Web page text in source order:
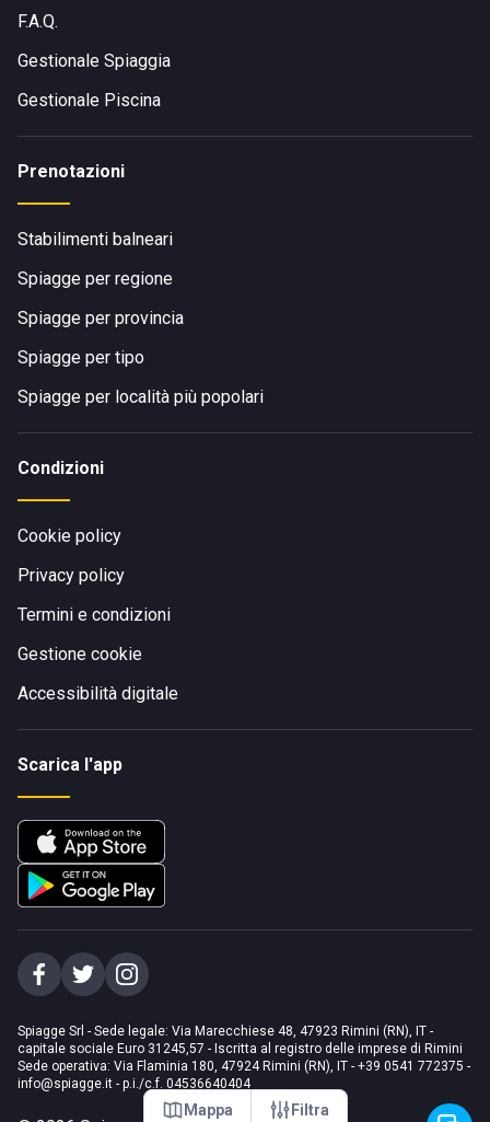
Mappa Filtra
F.A.Q.
Gestionale Spiaggia
Gestionale Piscina
Prenotazioni
Stabilimenti balneari
Spiagge per regione
Spiagge per provincia
Spiagge per tipo
Spiagge per località più popolari
Condizioni
Cookie policy
Privacy policy
Termini e condizioni
Gestione cookie
Accessibilità digitale
Scarica l'app
Spiagge Srl - Sede legale: Via Marecchiese 48, 47923 Rimini (RN), IT -
capitale sociale Euro 31245,57 - Iscritta al registro delle imprese di Rimini
Sede operativa: Via Flaminia 180, 47924 Rimini (RN), IT - +39 0541 772375 -
info@spiagge.it - p.i./c.f. 04536640404